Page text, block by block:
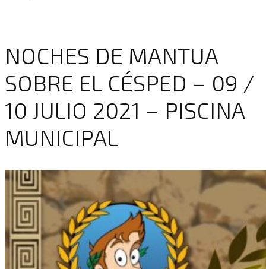
NOCHES DE MANTUA
SOBRE EL CÉSPED – 09 /
10 JULIO 2021 – PISCINA
MUNICIPAL